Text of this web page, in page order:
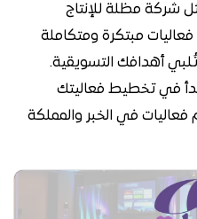
شركة مظلة للإنتاج
مبتكرة ومتكاملة
أهدافك التسويقية.
في تخطيط فعاليتك
في الخبر والمملكة